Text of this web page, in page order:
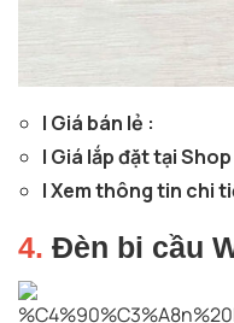
| Giá bán lẻ :
| Giá lắp đặt tại Shop
| Xem thông tin chi
4. Đèn bi cầu